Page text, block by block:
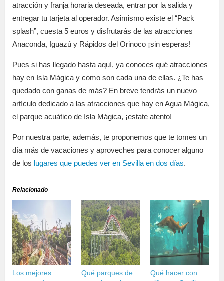
atracción y franja horaria deseada, entrar por la salida y
entregar tu tarjeta al operador. Asimismo existe el “Pack
splash”, cuesta 5 euros y disfrutarás de las atracciones
Anaconda, Iguazú y Rápidos del Orinoco ¡sin esperas!
Pues si has llegado hasta aquí, ya conoces qué atracciones
hay en Isla Mágica y como son cada una de ellas. ¿Te has
quedado con ganas de más? En breve tendrás un nuevo
artículo dedicado a las atracciones que hay en Agua Mágica,
el parque acuático de Isla Mágica, ¡estate atento!
Por nuestra parte, además, te proponemos que te tomes un
día más de vacaciones y aproveches para conocer alguno
de los lugares que puedes ver en Sevilla en dos días.
Relacionado
Los mejores
Qué parques de
Qué hacer con